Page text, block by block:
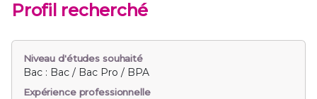
Profil recherché
Niveau d'études souhaité
Bac : Bac / Bac Pro / BPA
Expérience professionnelle